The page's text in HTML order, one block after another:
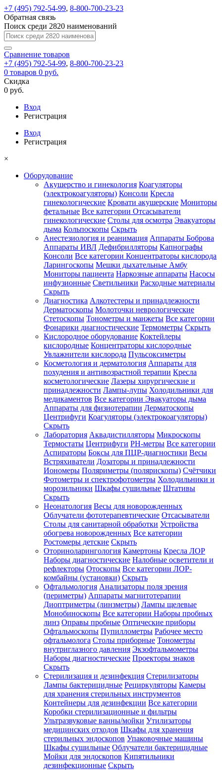
+7 (495) 792-54-99, 8-800-700-23-23
Обратная связь
Поиск среди 2820 наименований
Сравнение товаров
+7 (495) 792-54-99, 8-800-700-23-23
0 товаров 0 руб.
Скидка
0 руб.
Вход
Регистрация
Вход
Регистрация
×
Оборудование
Акушерство и гинекология Коагуляторы
(электрокоагуляторы) Консоли Кресла
гинекологические Кровати акушерские Мониторы
фетальные Все категории Отсасыватели
гинекологические Столы для осмотра Эвакуаторы
дыма Кольпоскопы Скрыть
Анестезиология и реанимация Аппараты Боброва
Аппараты ИВЛ Дефибрилляторы Капнографы
Консоли Все категории Концентраторы кислорода
Ларингоскопы Мешки дыхательные Амбу
Мониторы пациента Наркозные аппараты Насосы
инфузионные Светильники Расходные материалы
Скрыть
Диагностика Алкотестеры и принадлежности
Дерматоскопы Молоточки неврологические
Стетоскопы Тонометры и манжеты Все категории
Фонарики диагностические Термометры Скрыть
Кислородное оборудование Коктейлеры
кислородные Концентраторы кислородные
Увлажнители кислорода Пульсоксиметры
Косметология и дерматология Аппараты для
похудения и антивозрастной терапии Кресла
косметологические Лазеры хирургические и
принадлежности Лампы-лупы Холодильники для
медикаментов Все категории Эвакуаторы дыма
Аппараты для физиотерапии Дерматоскопы
Центрифуги Коагуляторы (электрокоагуляторы)
Скрыть
Лаборатория Аквадистилляторы Микроскопы
Термостаты Центрифуги PH-метры Все категории
Аспираторы Боксы для ПЦР-диагностики Весы
Встряхиватели Дозаторы и принадлежности
Иономеры Поляриметры (полярископы) Счётчики
Фотометры и спектрофотометры Холодильники и
морозильники Шкафы сушильные Штативы
Скрыть
Неонатология Весы для новорожденных
Облучатели фототерапевтические Отсасыватели
Столы для санитарной обработки Устройства
обогрева новорожденных Все категории
Ростомеры детские Скрыть
Оториноларингология Камертоны Кресла ЛОР
Наборы диагностические Налобные осветители и
рефлекторы Отоскопы Все категории ЛОР-
комбайны (установки) Скрыть
Офтальмология Анализаторы поля зрения
(периметры) Аппараты магнитотерапии
Диоптриметры (линзметры) Лампы щелевые
Монобиноскопы Все категории Наборы пробных
линз Оправы пробные Оптические приборы
Офтальмоскопы Пупиллометры Рабочее место
офтальмолога Столы приборные Тонометры
внутриглазного давления Экзофтальмометры
Наборы диагностические Проекторы знаков
Скрыть
Стерилизация и дезинфекция Стерилизаторы
Лампы бактерицидные Рециркуляторы Камеры
для хранения стерильных инструментов
Контейнеры для дезинфекции Все категории
Коробки стерилизационные и фильтры
Ультразвуковые ванны/мойки Утилизаторы
медицинских отходов Шкафы для хранения
стерильных эндоскопов Упаковочные машины
Шкафы сушильные Облучатели бактерицидные
Мойки для эндоскопов Кипятильники
дезинфекционные Скрыть